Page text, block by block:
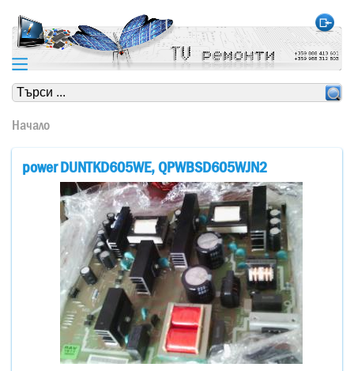
https://www.high-endrolex.com/24
Начало
power DUNTKD605WE, QPWBSD605WJN2